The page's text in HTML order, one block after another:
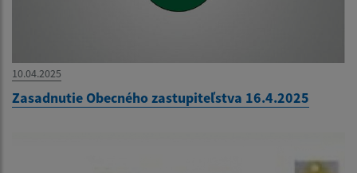
10.04.2025
Zasadnutie Obecného zastupiteľstva 16.4.2025